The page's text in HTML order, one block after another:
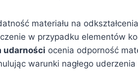
materiału na
w przypadku elementów
udarności ocenia odporność
warunki nagłego